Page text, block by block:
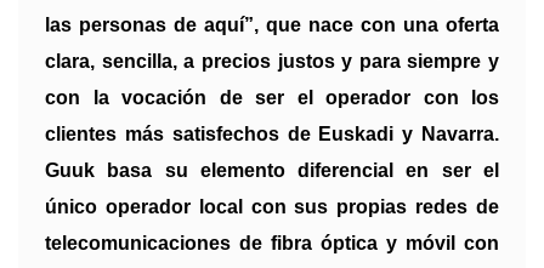
las personas de aquí”, que nace con una oferta
clara, sencilla, a precios justos y para siempre y
con la vocación de ser el operador con los
clientes más satisfechos de Euskadi y Navarra.
Guuk basa su elemento diferencial en ser el
único operador local con sus propias redes de
telecomunicaciones de fibra óptica y móvil con